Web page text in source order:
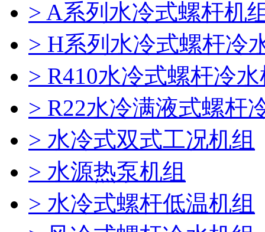
> A系列水冷式螺杆机
> H系列水冷式螺杆冷
> R410水冷式螺杆冷
> R22水冷满液式螺杆
> 水冷式双式工况机组
> 水源热泵机组
> 水冷式螺杆低温机组